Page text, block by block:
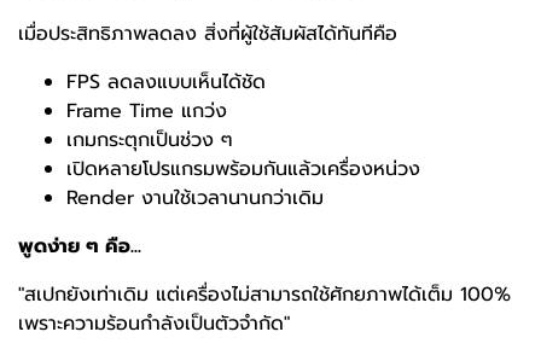
เมื่อประสิทธิภาพลดลง สิ่งที่ผู้ใช้สัมผัสได้ทันทีคือ
FPS ลดลงแบบเห็นได้ชัด
Frame Time แกว่ง
เกมกระตุกเป็นช่วง ๆ
เปิดหลายโปรแกรมพร้อมกันแล้วเครื่องหน่วง
Render งานใช้เวลานานกว่าเดิม
พูดง่าย ๆ คือ...
"สเปกยังเท่าเดิม แต่เครื่องไม่สามารถใช้ศักยภาพได้เต็ม 100%
เพราะความร้อนกำลังเป็นตัวจำกัด"